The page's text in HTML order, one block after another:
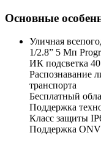
Основные
Уличная
1/2.8” 5 Мп
ИК подсветка
Распознавание
транспорта
Бесплатный
Поддержка
Класс защиты
Поддержка